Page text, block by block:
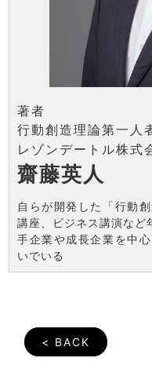
著者
行動創造理論第一人
レゾンデートル株式
齋藤英人
自らが開発した「行動
講座、ビジネス講演な
手企業や成長企業を中
いでいる
< BACK